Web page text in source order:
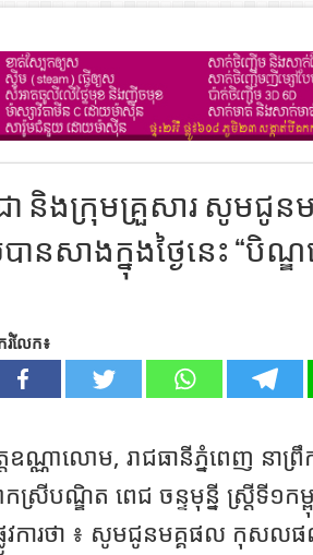
ជា និងក្រុមគ្រួសារ សូម
នសាងក្នុងថ្ងៃនេះ “បិ
រំលែក៖
ឧណ្ណាលោម, រាជធានីភ្នំពេញ នាព្រឹ
រីបណ្ឌិត ពេជ ចន្ទមុន្នី ស្ត្រីទី១កម្
លូវការថា ៖ សូមជូនមគ្គផល កុស